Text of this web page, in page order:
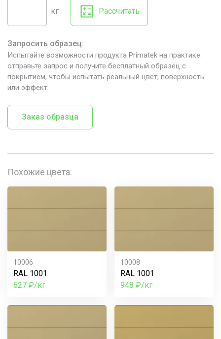
кг Рассчитать
Запросить образец:
Испытайте возможности продукта Primatek на практике:
отправьте запрос и получите бесплатный образец с
покрытием, чтобы испытать реальный цвет, поверхность
или эффект.
Заказ образца
Похожие цвета:
10006
RAL 1001
627 ₽/кг
10008
RAL 1001
948 ₽/кг